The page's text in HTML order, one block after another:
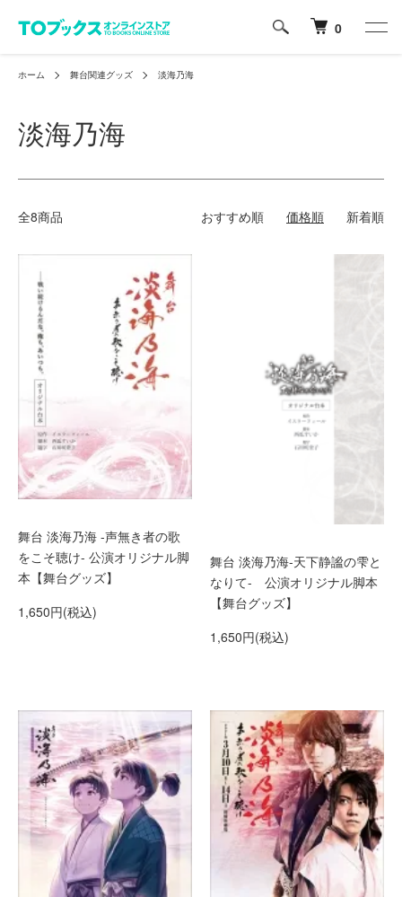
0
ホーム 舞台関連グッズ 淡海乃海
淡海乃海
全8商品 おすすめ順 価格順 新着順
舞台 淡海乃海 -声無き者の歌
をこそ聴け- 公演オリジナル脚
本【舞台グッズ】
1,650円(税込)
舞台 淡海乃海-天下静謐の雫と
なりて- 公演オリジナル脚本
【舞台グッズ】
1,650円(税込)